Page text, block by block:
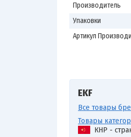
Производитель
Упаковки
Артикул
EKF
Все товары
Товары
КНР -